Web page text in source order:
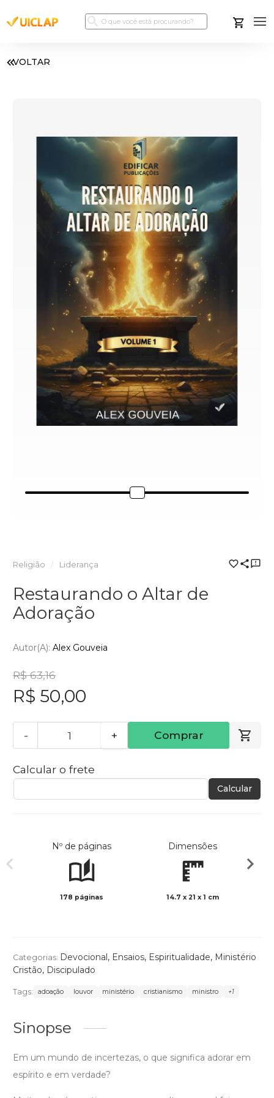
VOLTAR
Religião Liderança
Restaurando o Altar de
Adoração
Autor(a): Alex Gouveia
R$ 63,16
R$ 50,00
- + Comprar
Calcular o frete
Calcular
Nº de páginas
178 páginas
Dimensões
14.7 x 21 x 1 cm
Categorias: Devocional, Ensaios, Espiritualidade, Ministério
Cristão, Discipulado
Tags: adoação louvor ministério cristianismo ministro +1
Sinopse
Em um mundo de incertezas, o que significa adorar em
espírito e em verdade?